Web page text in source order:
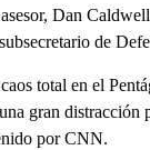
Dan
de
total en el
gran distracción
por CNN.